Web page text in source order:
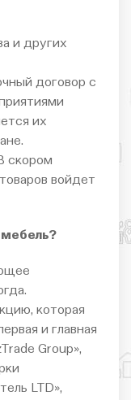
и других
договор с
их
скором
войдет
которая
и главная
Group»,
LTD»,